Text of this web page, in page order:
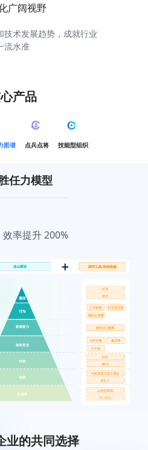
广阔视野
技术发展趋势，成就行业
流水准
产品
任力模型
率提升 200%
建盘点
技能
现人才
图谱 点兵点将 技能型组织
业的共同选择